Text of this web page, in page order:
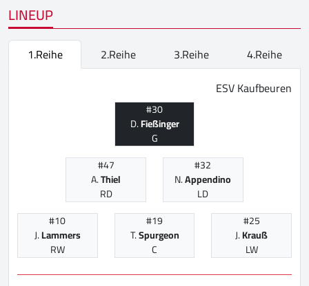
LINEUP
1.Reihe 2.Reihe 3.Reihe
4.Reihe
ESV Kaufbeuren
#30
D.Fießinger
G
#47
A.Thiel
RD
#32
N.Appendino
LD
#10
J.Lammers
RW
#19
T.Spurgeon
C
#25
J.Krauß
LW